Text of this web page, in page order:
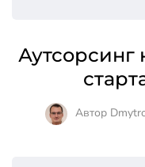
Аутсорсинг
Автор